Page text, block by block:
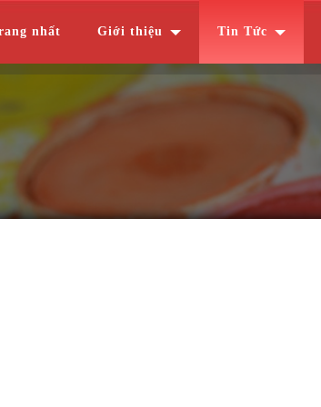
nhất Giới thiệu Tin Tức